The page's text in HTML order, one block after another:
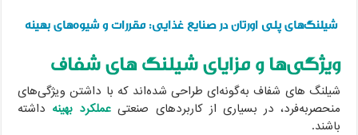
شیلنگ‌های پلی اورتان در صنایع غذایی: مقررات و شیوه‌های بهینه
ویژگی‌ها و مزایای شیلنگ های شفاف
شیلنگ های شفاف به‌گونه‌ای طراحی شده‌اند که با داشتن ویژگی‌های
منحصربه‌فرد، در بسیاری از کاربردهای صنعتیعملکرد بهینهداشته
باشند.